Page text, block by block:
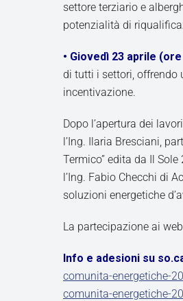
settore terziario e
potenzialità di
• Giovedì 23 aprile
di tutti i settori, offrendo
incentivazione.
Dopo l’apertura dei
l’Ing. Ilaria Bresciani,
Termico” edita da Il Sole
l’Ing. Fabio Checchi di
soluzioni energetiche
La partecipazione ai
Info e adesioni su
comunita-energetiche-
comunita-energetiche-